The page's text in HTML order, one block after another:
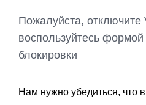
Пожалуйста, отключите
воспользуйтесь
блокировки
Нам нужно убедиться, что